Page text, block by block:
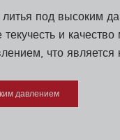
под высоким
и
что является
давлением